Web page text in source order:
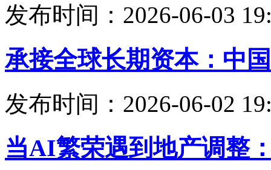
发布时间：2026-06-03
承接全球长期资本：中
发布时间：2026-06-02
当AI繁荣遇到地产调整